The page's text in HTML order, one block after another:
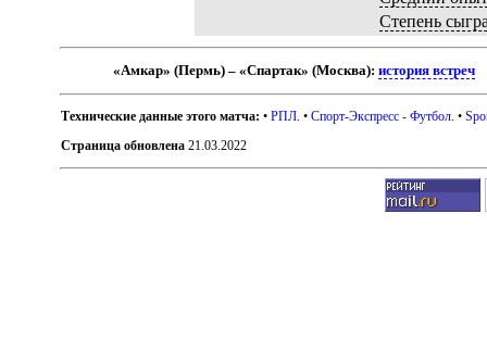
Степень
«Амкар» (Пермь) – «Спартак» (Москва):история встреч
Технические данные этого матча: •РПЛ . •Спорт-Экспресс - Футбол . •
Страница обновлена 21.03.2022